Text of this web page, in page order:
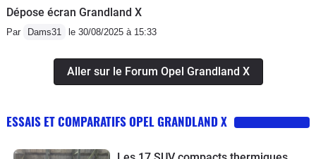
Dépose écran Grandland X
Par Dams31 le 30/08/2025 à 15:33
Aller sur le Forum Opel Grandland X
ESSAIS ET COMPARATIFS OPEL GRANDLAND X